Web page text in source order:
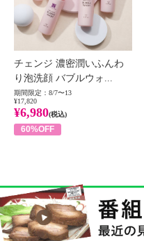
チェンジ 濃密潤いふんわ
り泡洗顔 バブルウォ...
期間限定：8/7〜13
¥17,820
¥6,980(税込)
60%OFF